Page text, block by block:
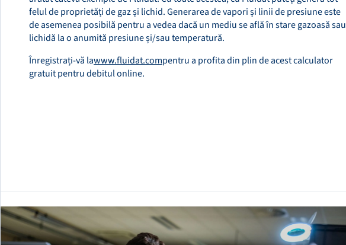
felul de proprietăți de gaz și lichid. Generarea de vapori și linii de presiune este
de asemenea posibilă pentru a vedea dacă un mediu se află în stare gazoasă sau
lichidă la o anumită presiune și/sau temperatură.
Înregistrați-vă lawww.fluidat.compentru a profita din plin de acest calculator
gratuit pentru debitul online.